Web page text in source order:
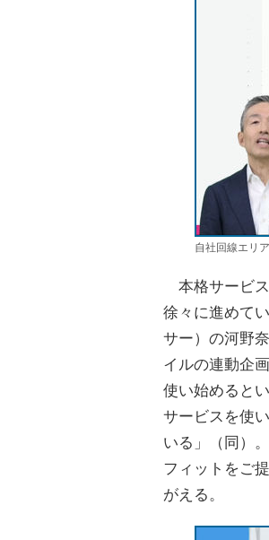
自社回線エリ
本格サービス
徐々に進めて
サー）の河野
イルの連動企
使い始めると
サービスを使
いる」（同）
フィットをご
がえる。